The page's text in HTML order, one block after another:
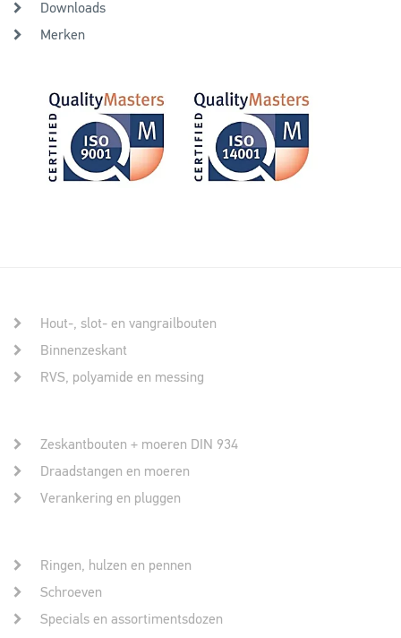
Downloads
Merken
Hout-, slot- en vangrailbouten
Binnenzeskant
RVS, polyamide en messing
Zeskantbouten + moeren DIN 934
Draadstangen en moeren
Verankering en pluggen
Ringen, hulzen en pennen
Schroeven
Specials en assortimentsdozen